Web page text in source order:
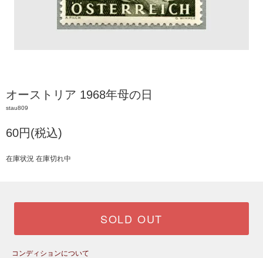
オーストリア 1968年母の日
stau809
60円(税込)
在庫状況 在庫切れ中
SOLD OUT
コンディションについて